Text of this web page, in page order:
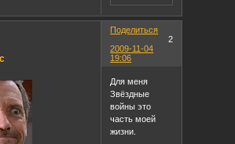
Поделиться
2
2009-11-04
19:06
Для меня
Звёздные
войны это
часть моей
жизни.